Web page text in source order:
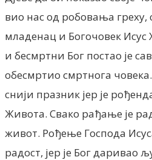
вио нас од робовања греху,
младенац и Богочовек Исус
и бесмртни Бог постао је
обесмртио смртнога
снији празник јер је
Живота. Свако рађање је
живот. Рођење Господа
радост, јер је Бог даривао